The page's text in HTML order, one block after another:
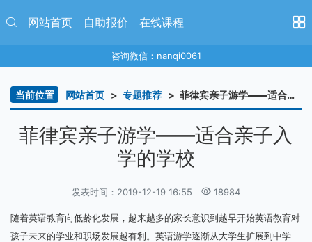
网站首页 自助报价 在线课程
咨询微信：nanqi0061
当前位置 网站首页 专题推荐 菲律宾亲子游学——适合亲子入学的学校
菲律宾亲子游学——适合亲子入
学的学校
发表时间：2019-12-19 16:55 18984
随着英语教育向低龄化发展，越来越多的家长意识到越早开始英语教育对
孩子未来的学业和职场发展越有利。英语游学逐渐从大学生扩展到中学